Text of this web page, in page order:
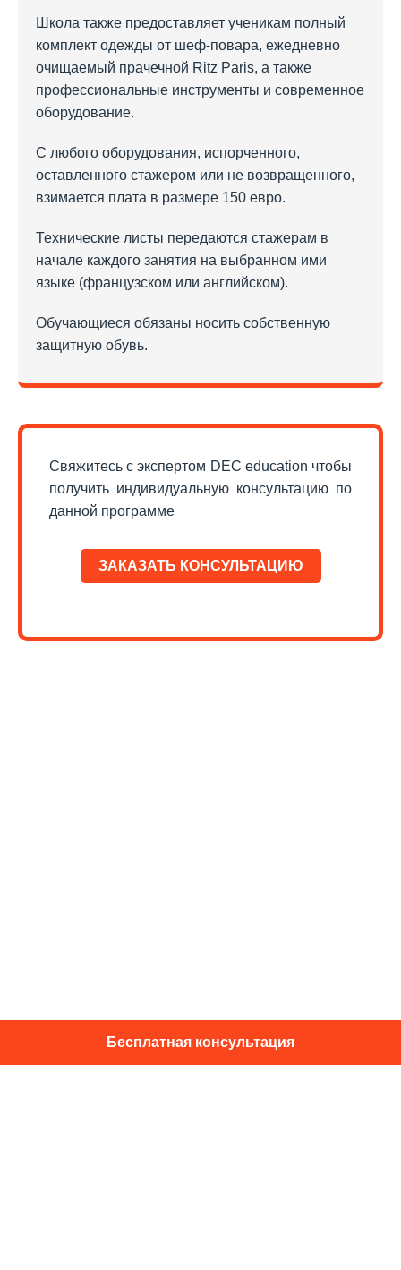
Бесплатная консультация
Школа также предоставляет ученикам полный
комплект одежды от шеф-повара, ежедневно
очищаемый прачечной Ritz Paris, а также
профессиональные инструменты и современное
оборудование.
С любого оборудования, испорченного,
оставленного стажером или не возвращенного,
взимается плата в размере 150 евро.
Технические листы передаются стажерам в
начале каждого занятия на выбранном ими
языке (французском или английском).
Обучающиеся обязаны носить собственную
защитную обувь.
Свяжитесь с экспертом DEC education чтобы
получить индивидуальную консультацию по
данной программе
ЗАКАЗАТЬ КОНСУЛЬТАЦИЮ